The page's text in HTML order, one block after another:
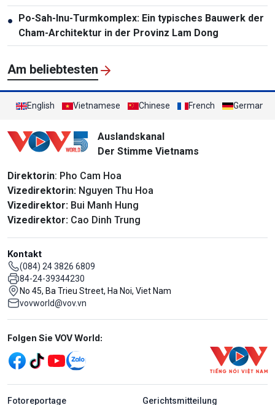
● Po-Sah-Inu-Turmkomplex: Ein typisches Bauwerk der
Cham-Architektur in der Provinz Lam Dong
Am beliebtesten
English Vietnamese Chinese French German
Auslandskanal
Der Stimme Vietnams
Direktorin: Pho Cam Hoa
Vizedirektorin: Nguyen Thu Hoa
Vizedirektor: Bui Manh Hung
Vizedirektor: Cao Dinh Trung
Kontakt
(084) 24 3826 6809
84-24-39344230
No 45, Ba Trieu Street, Ha Noi, Viet Nam
vovworld@vov.vn
Mạng xã hội
Folgen Sie VOV World:
menu footer tiếng Đức
Fotoreportage Gerichtsmitteilung